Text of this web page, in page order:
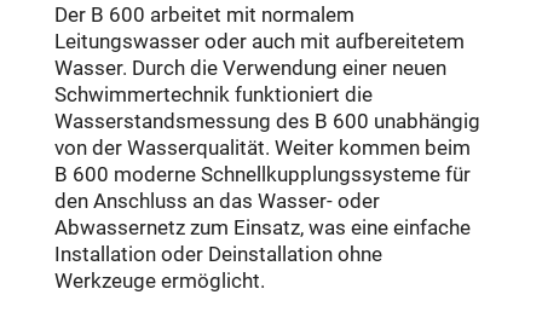
Der B 600 arbeitet mit normalem
Leitungswasser oder auch mit aufbereitetem
Wasser. Durch die Verwendung einer neuen
Schwimmertechnik funktioniert die
Wasserstandsmessung des B 600 unabhängig
von der Wasserqualität. Weiter kommen beim
B 600 moderne Schnellkupplungssysteme für
den Anschluss an das Wasser- oder
Abwassernetz zum Einsatz, was eine einfache
Installation oder Deinstallation ohne
Werkzeuge ermöglicht.